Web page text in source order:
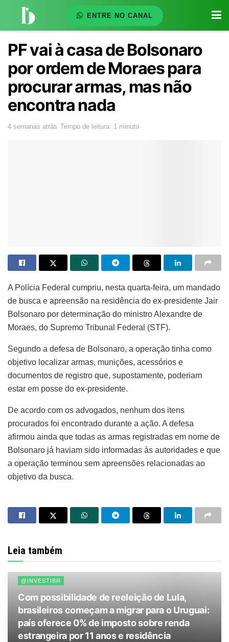
ENTRE NO CANAL
PF vai à casa de Bolsonaro
por ordem de Moraes para
procurar armas, mas não
encontra nada
4 semanas atrás Tempo de leitura: 1 minuto
A Polícia Federal cumpriu, nesta quarta-feira, um mandado
de busca e apreensão na residência do ex-presidente Jair
Bolsonaro por determinação do ministro Alexandre de
Moraes, do Supremo Tribunal Federal (STF).
Segundo a defesa de Bolsonaro, a operação tinha como
objetivo localizar armas, munições, acessórios e
documentos de registro que, supostamente, poderiam
estar em posse do ex-presidente.
De acordo com os advogados, nenhum dos itens
procurados foi encontrado durante a ação. A defesa
afirmou ainda que todas as armas registradas em nome de
Bolsonaro já haviam sido informadas às autoridades e que
a operação terminou sem apreensões relacionadas ao
objetivo da busca.
Leia também
@INVESTIBR
Com possibilidade de reeleição de Lula,
brasileiros começam a migrar para o Uruguai:
país oferece 0% de imposto sobre renda
estrangeira por 11 anos e residência